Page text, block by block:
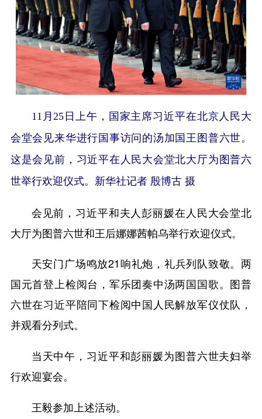
11月25日上午，国家主席习近平在北京人民大
会堂会见来华进行国事访问的汤加国王图普六世。
这是会见前，习近平在人民大会堂北大厅为图普六
世举行欢迎仪式。新华社记者 殷博古 摄
会见前，习近平和夫人彭丽媛在人民大会堂北
大厅为图普六世和王后娜娜茜帕乌举行欢迎仪式。
天安门广场鸣放21响礼炮，礼兵列队致敬。两
国元首登上检阅台，军乐团奏中汤两国国歌。图普
六世在习近平陪同下检阅中国人民解放军仪仗队，
并观看分列式。
当天中午，习近平和彭丽媛为图普六世夫妇举
行欢迎宴会。
王毅参加上述活动。